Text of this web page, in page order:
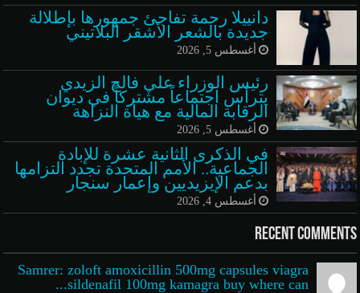
دانييلا رحمة تفاجئ جمهورها بإطلالة
جديدة بالشعر الأشقر البلاتيني
أغسطس 5, 2026
رئيس الوزراء علي فالح الزيدي
يترأس اجتماعاً مشتركاً في ديوان
الرقابة المالية مع هيأة النزاهة
أغسطس 5, 2026
في الذكرى الثانية عشرة للإبادة
الجماعية.. الأمم المتحدة تجدد التزامها
بدعم الإيزيديين وإعمار سنجار
أغسطس 4, 2026
Recent Comments
Samrer: zoloft amoxicillin 500mg capsules viagra
sildenafil 100mg kamagra buy where can...